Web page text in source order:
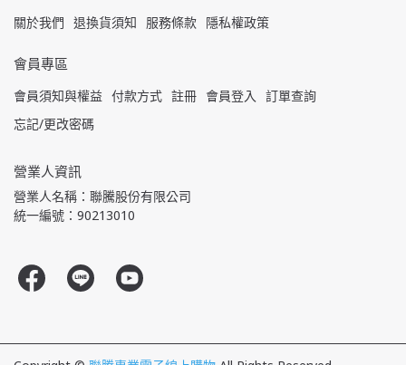
關於我們 退換貨須知 服務條款 隱私權政策
會員專區
會員須知與權益 付款方式 註冊 會員登入
訂單查詢
忘記/更改密碼
營業人資訊
營業人名稱：聯騰股份有限公司
統一編號：90213010